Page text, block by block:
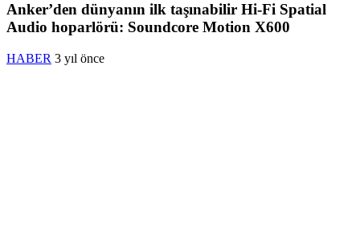
Anker’den dünyanın ilk taşınabilir Hi-Fi Spatial
Audio hoparlörü: Soundcore Motion X600
HABER 3 yıl önce